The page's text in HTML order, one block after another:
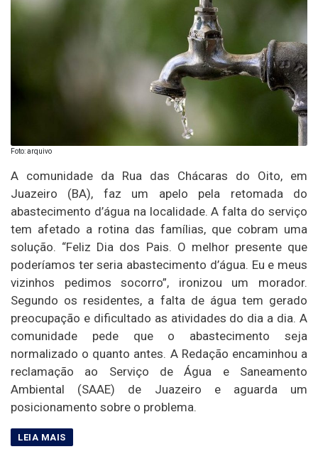
Foto: arquivo
A comunidade da Rua das Chácaras do Oito, em
Juazeiro (BA), faz um apelo pela retomada do
abastecimento d’água na localidade. A falta do serviço
tem afetado a rotina das famílias, que cobram uma
solução. “Feliz Dia dos Pais. O melhor presente que
poderíamos ter seria abastecimento d’água. Eu e meus
vizinhos pedimos socorro”, ironizou um morador.
Segundo os residentes, a falta de água tem gerado
preocupação e dificultado as atividades do dia a dia. A
comunidade pede que o abastecimento seja
normalizado o quanto antes. A Redação encaminhou a
reclamação ao Serviço de Água e Saneamento
Ambiental (SAAE) de Juazeiro e aguarda um
posicionamento sobre o problema.